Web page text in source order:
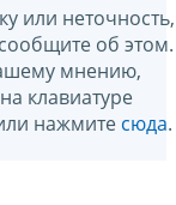
или неточность,
об этом.
мнению,
клавиатуре
нажмите сюда.